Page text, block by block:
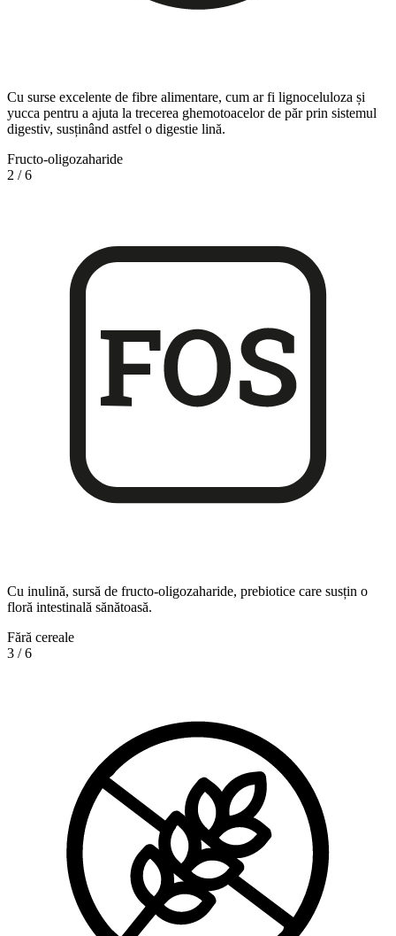
Cu surse excelente de fibre alimentare, cum ar fi lignoceluloza și
yucca pentru a ajuta la trecerea ghemotoacelor de păr prin sistemul
digestiv, susținând astfel o digestie lină.
Fructo-oligozaharide
2 /6
Cu inulină, sursă de fructo-oligozaharide, prebiotice care susțin o
floră intestinală sănătoasă.
Fără cereale
3 /6